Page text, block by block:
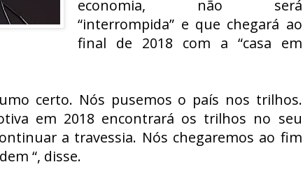
economia, não será
“interrompida” e que chegará ao
final de 2018 com a “casa em
certo. Nós pusemos o país nos trilhos.
em 2018 encontrará os trilhos no seu
a travessia. Nós chegaremos ao fim
“, disse.